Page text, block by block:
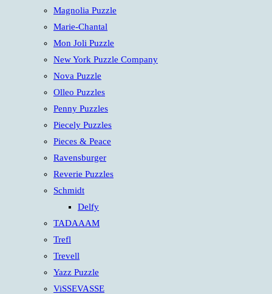
Magnolia Puzzle
Marie-Chantal
Mon Joli Puzzle
New York Puzzle Company
Nova Puzzle
Olleo Puzzles
Penny Puzzles
Piecely Puzzles
Pieces & Peace
Ravensburger
Reverie Puzzles
Schmidt
Delfy
TADAAAM
Trefl
Trevell
Yazz Puzzle
ViSSEVASSE